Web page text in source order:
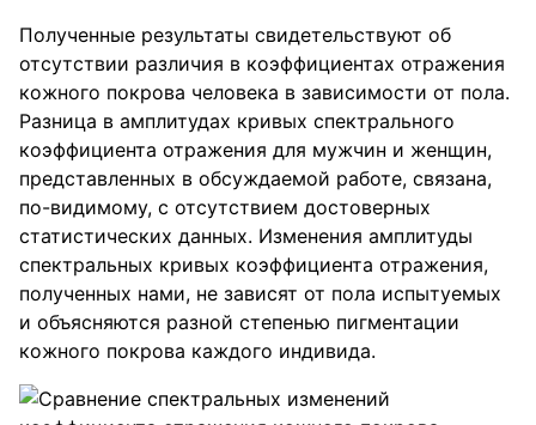
Полученные результаты свидетельствуют об
отсутствии различия в коэффициентах отражения
кожного покрова человека в зависимости от пола.
Разница в амплитудах кривых спектрального
коэффициента отражения для мужчин и женщин,
представленных в обсуждаемой работе, связана,
по-видимому, с отсутствием достоверных
статистических данных. Изменения амплитуды
спектральных кривых коэффициента отражения,
полученных нами, не зависят от пола испытуемых
и объясняются разной степенью пигментации
кожного покрова каждого индивида.